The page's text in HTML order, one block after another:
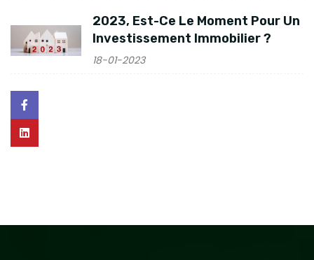
2023, Est-Ce Le Moment Pour Un
Investissement Immobilier ?
18-01-2023